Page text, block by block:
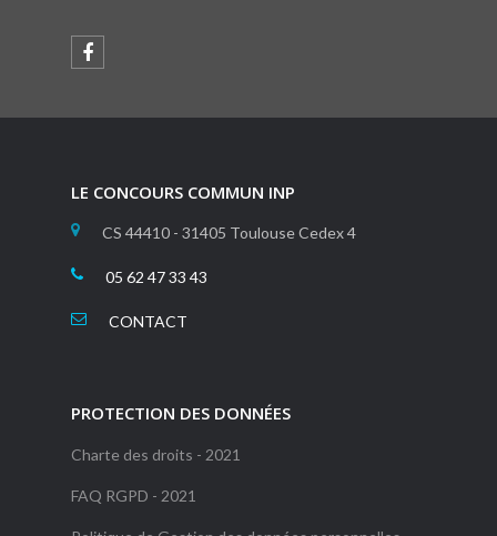
LE CONCOURS COMMUN INP
CS 44410 - 31405 Toulouse Cedex 4
05 62 47 33 43
CONTACT
PROTECTION DES DONNÉES
Charte des droits - 2021
FAQ RGPD - 2021